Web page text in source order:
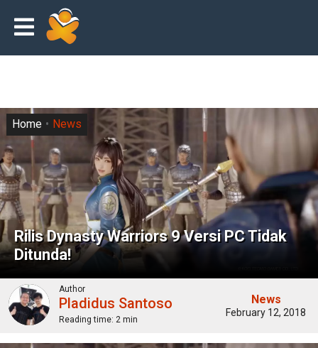
Rilis Dynasty Warriors 9 Versi PC Tidak
Ditunda!
Home News
Author
Pladidus Santoso
Reading time: 2 min
News
February 12, 2018